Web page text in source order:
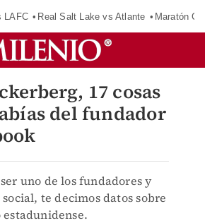
LAFC Real Salt Lake vs Atlante Maratón
17 cosas
del fundador
uno de los fundadores y
te decimos datos sobre